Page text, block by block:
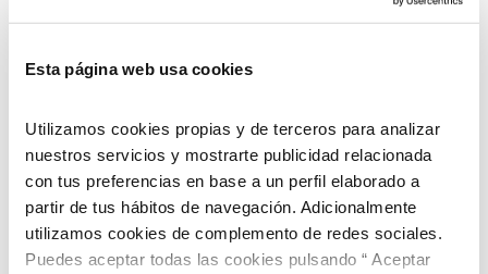
Esta página web usa cookies
Utilizamos cookies propias y de terceros para analizar
nuestros servicios y mostrarte publicidad relacionada
con tus preferencias en base a un perfil elaborado a
partir de tus hábitos de navegación. Adicionalmente
utilizamos cookies de complemento de redes sociales.
Puedes aceptar todas las cookies pulsando “ Aceptar
donde se decantan y se acumula el lodo, y la cuarta
depurada, mediante el cual se asegura la calidad del
agua tratada para ser devuelta a la riera de Osor a través
de una fuente de salida.